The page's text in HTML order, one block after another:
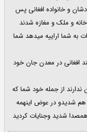
و خانواده افغانی پس
خانه و ملک و مغازه شدند
به شما اراییه میدهد شما
افغانی در معدن جان خود
از جمله خود شما که
شدیدو در عوض اینهمه
شدید و‌جنایات کردید